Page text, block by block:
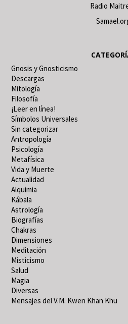
Radio
Gnosis y Gnosticismo
Descargas
Mitología
Filosofía
¡Leer en línea!
Símbolos Universales
Sin categorizar
Antropología
Psicología
Metafísica
Vida y Muerte
Actualidad
Alquimia
Kábala
Astrología
Biografías
Chakras
Dimensiones
Meditación
Misticismo
Salud
Magia
Diversas
Mensajes del V.M. Kwen Khan Khu